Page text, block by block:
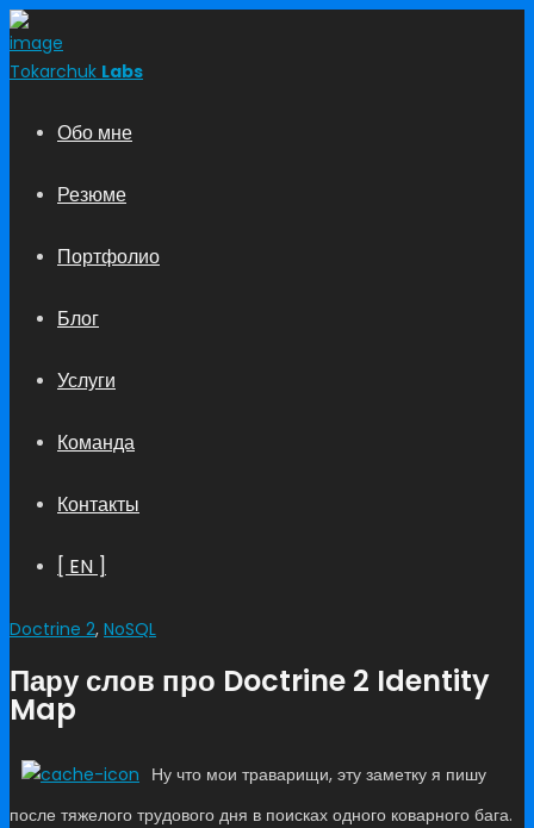
Tokarchuk Labs
Обо мне
Резюме
Портфолио
Блог
Услуги
Команда
Контакты
[ EN ]
Doctrine 2, NoSQL
Пару слов про Doctrine 2 Identity
Map
Ну что мои траварищи, эту заметку я пишу
после тяжелого трудового дня в поисках одного коварного бага.